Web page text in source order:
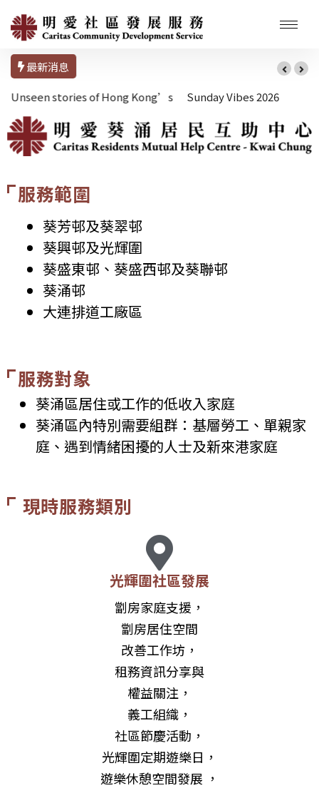
最新消息
葵芳邨及葵翠邨
葵興邨及光輝圍
葵盛東邨、葵盛西邨及葵聯邨
葵涌邨
大連排道工廠區
葵涌區居住或工作的低收入家庭
葵涌區內特別需要組群：基層勞工、單親家
庭、遇到情緒困擾的人士及新來港家庭
光輝圍社區發展
劏房家庭支援，
劏房居住空間
改善工作坊，
租務資訊分享與
權益關注，
義工組織，
社區節慶活動，
光輝圍定期遊樂日，
遊樂休憩空間發展 ，
社區議題：光輝圍與